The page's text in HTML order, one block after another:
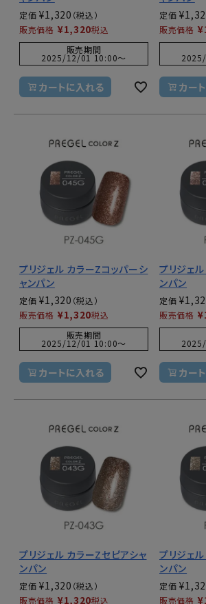
定価 ¥1,320
販売価格 ¥1,320税込
販売期間
2025/12/01 10:00〜
カートに入れる
定価 ¥
販売価格 ¥
カー
プリジェル カラーZコッパーシ
ャンパン
定価 ¥1,320
販売価格 ¥1,320税込
販売期間
2025/12/01 10:00〜
カートに入れる
プリジェ
ンパン
定価 ¥
販売価格 ¥
カー
プリジェル カラーZセピアシャ
ンパン
定価 ¥1,320
販売価格 ¥1,320税込
プリジェ
ンパン
定価 ¥
販売価格 ¥